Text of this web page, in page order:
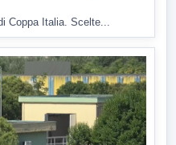
Coppa Italia. Scelte...